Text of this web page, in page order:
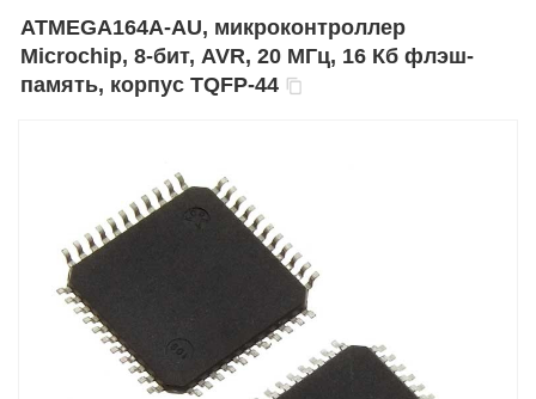
ATMEGA164A-AU, микроконтроллер
Microchip, 8-бит, AVR, 20 МГц, 16 Кб флэш-
память, корпус TQFP-44